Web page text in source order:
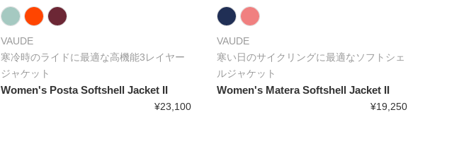
VAUDE
寒冷時のライドに最適な高機能3レイヤー
ジャケット
Women's Posta Softshell Jacket II
¥23,100
VAUDE
寒い日のサイクリングに最適なソフトシェ
ルジャケット
Women's Matera Softshell Jacket II
¥19,250